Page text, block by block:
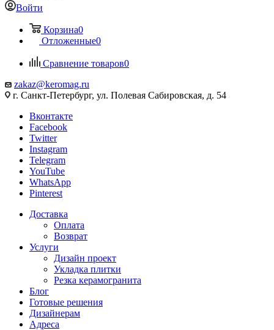
Войти
Корзина0
Отложенные0
Сравнение товаров0
zakaz@keromag.ru
г. Санкт-Петербург, ул. Полевая Сабировская, д. 54
Вконтакте
Facebook
Twitter
Instagram
Telegram
YouTube
WhatsApp
Pinterest
Доставка
Оплата
Возврат
Услуги
Дизайн проект
Укладка плитки
Резка керамогранита
Блог
Готовые решения
Дизайнерам
Адреса